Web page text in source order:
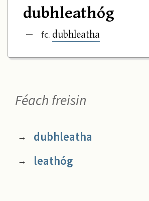
dubhleathóg
— fc. dubhleatha
Féach freisin
→ dubhleatha
→ leathóg